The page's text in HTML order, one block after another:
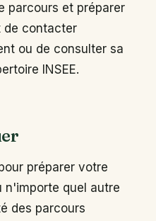
parcours et préparer
de contacter
ou de consulter sa
INSEE.
préparer votre
n'importe quel autre
des parcours